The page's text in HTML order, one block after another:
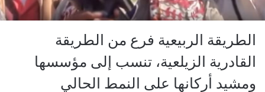
الطريقة الربيعية فرع من الطريقة
القادرية الزيلعية، تنسب إلى مؤسسها
ومشيد أركانها على النمط الحالي